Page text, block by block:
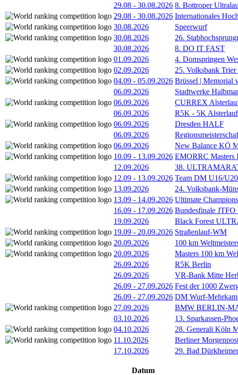
29.08 - 30.08.2026 8. Bottroper
29.08 - 30.08.2026 Internationales
30.08.2026
Speerwurf
30.08.2026
26.
30.08.2026
8. DO IT FAST
01.09.2026
4. Domspringen
02.09.2026
25. Volksbank
04.09 - 05.09.2026 Brüssel | Memorial
06.09.2026
Stadtwerke
06.09.2026
CURREX
06.09.2026
R5K - 5K
06.09.2026
Dresden HALF
06.09.2026
06.09.2026
New Balance KÖ
10.09 - 13.09.2026 EMORRC Masters
12.09.2026
38.
12.09 - 13.09.2026 Team DM U16/
13.09.2026
24. Volksbank-
13.09 - 14.09.2026 Ultimate
16.09 - 17.09.2026 Bundesfinale JTFO
19.09.2026
Black Forest
19.09 - 20.09.2026 Straßenlauf-WM
20.09.2026
100 km
20.09.2026
Masters 100 km
26.09.2026
R5K Berlin
26.09.2026
VR-Bank Mitte
26.09 - 27.09.2026 Fest der 1000
26.09 - 27.09.2026 DM Wurf-
27.09.2026
BMW BERLIN-
03.10.2026
13. Sparkassen-
04.10.2026
28. Generali Köln
11.10.2026
Berliner
17.10.2026
29. Bad
Datum